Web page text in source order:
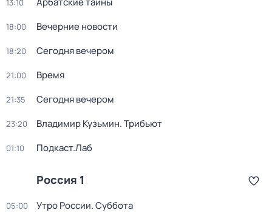
13:10
18:00 Вечерние новости
18:20 Сегодня вечером
21:00 Время
21:35 Сегодня вечером
23:20 Владимир Кузьмин. Трибьют
01:10 Подкаст.Лаб
Россия 1
05:00 Утро России. Суббота